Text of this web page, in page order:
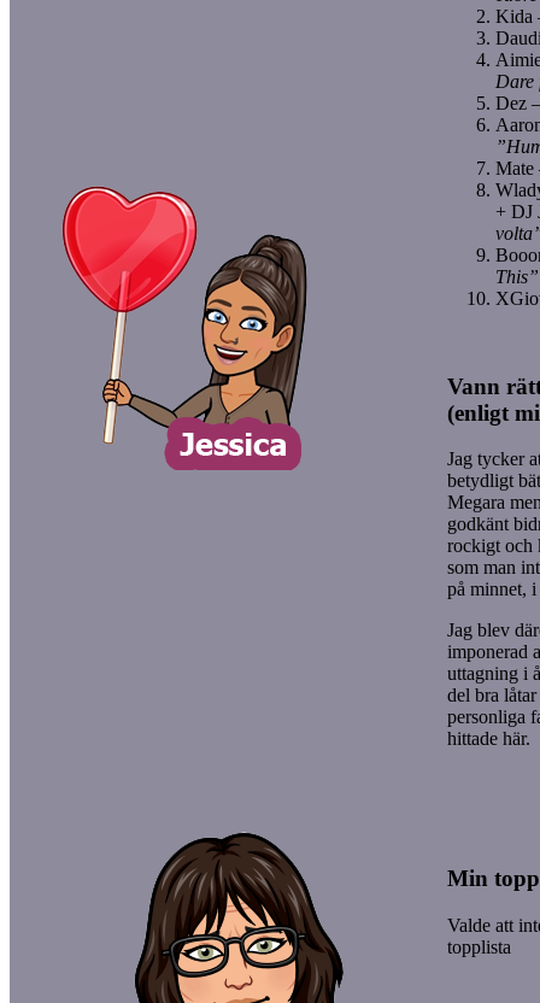
Kida
Dare
Dez
+ DJ
This”
Vann
(enligt
Jag tycker
betydligt
Megara
godkänt
rockigt och
som man
på minnet,
Jag blev
imponerad
uttagning i
del bra
personliga
hittade här.
Min
Valde att
topplista